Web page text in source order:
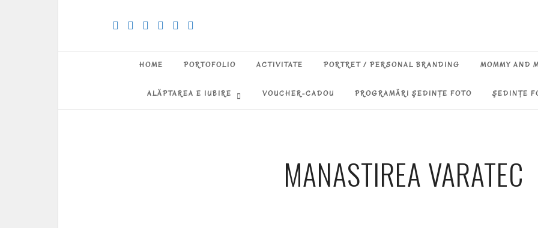
HOME PORTOFOLIO ACTIVITATE PORTRET / PERSONAL BRANDING MOMMY AND
ALĂPTAREA E IUBIRE VOUCHER-CADOU PROGRAMĂRI ŞEDINŢE FOTO ŞEDINŢE
MANASTIREA VARATEC